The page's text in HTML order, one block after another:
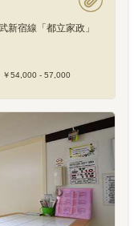
新宿線「都立家政」
￥54,000 - 57,000